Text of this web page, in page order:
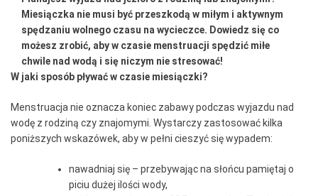
Miesiączka nie musi być przeszkodą w miłym i aktywnym
spędzaniu wolnego czasu na wycieczce. Dowiedz się co
możesz zrobić, aby w czasie menstruacji spędzić miłe
chwile nad wodą i się niczym nie stresować!
W jaki sposób pływać w czasie miesiączki?
Menstruacja nie oznacza koniec zabawy podczas wyjazdu nad
wodę z rodziną czy znajomymi. Wystarczy zastosować kilka
poniższych wskazówek, aby w pełni cieszyć się wypadem:
nawadniaj się – przebywając na słońcu pamiętaj o
piciu dużej ilości wody,